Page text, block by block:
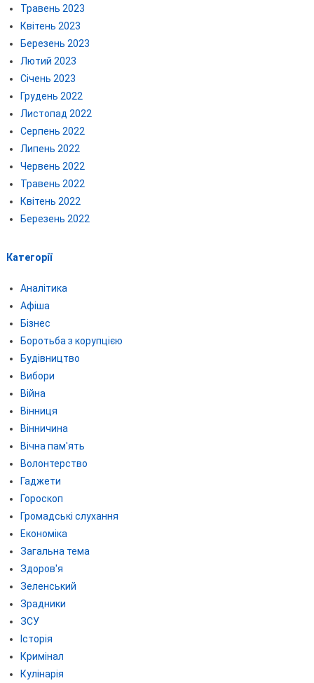
Травень 2023
Квітень 2023
Березень 2023
Лютий 2023
Січень 2023
Грудень 2022
Листопад 2022
Серпень 2022
Липень 2022
Червень 2022
Травень 2022
Квітень 2022
Березень 2022
Категорії
Аналітика
Афіша
Бізнес
Боротьба з корупцією
Будівництво
Вибори
Війна
Вінниця
Вінничина
Вічна пам'ять
Волонтерство
Гаджети
Гороскоп
Громадські слухання
Економіка
Загальна тема
Здоров'я
Зеленський
Зрадники
ЗСУ
Історія
Кримінал
Кулінарія